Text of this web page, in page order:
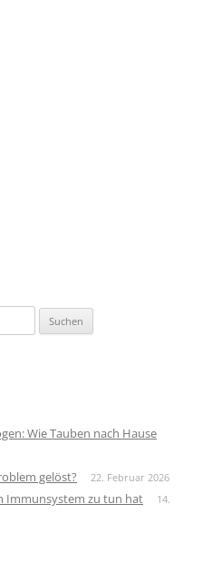
Wie Tauben nach Hause
gelöst? 22. Februar 2026
Immunsystem zu tun hat
14.